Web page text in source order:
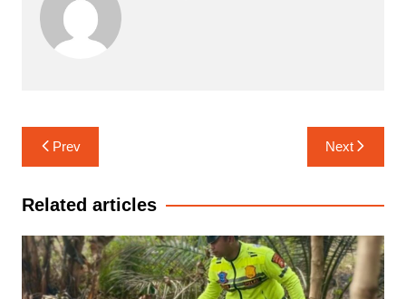
Navigasi
pos
Prev Next
Related articles